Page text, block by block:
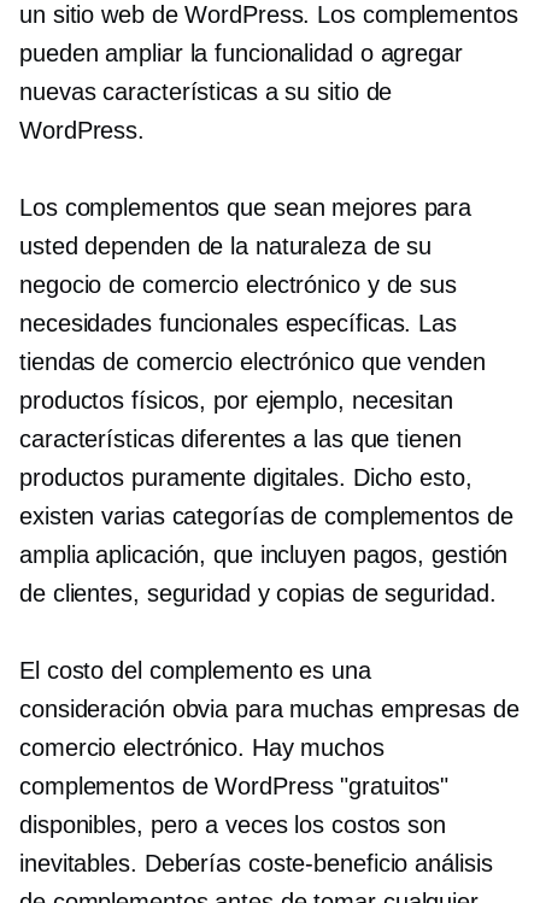
un sitio web de WordPress. Los complementos
pueden ampliar la funcionalidad o agregar
nuevas características a su sitio de
WordPress.
Los complementos que sean mejores para
usted dependen de la naturaleza de su
negocio de comercio electrónico y de sus
necesidades funcionales específicas. Las
tiendas de comercio electrónico que venden
productos físicos, por ejemplo, necesitan
características diferentes a las que tienen
productos puramente digitales. Dicho esto,
existen varias categorías de complementos de
amplia aplicación, que incluyen pagos, gestión
de clientes, seguridad y copias de seguridad.
El costo del complemento es una
consideración obvia para muchas empresas de
comercio electrónico. Hay muchos
complementos de WordPress "gratuitos"
disponibles, pero a veces los costos son
inevitables. Deberías coste-beneficio análisis